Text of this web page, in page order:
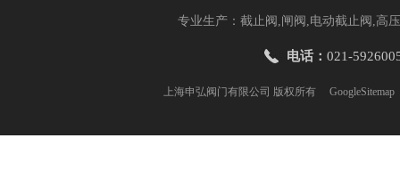
专业生产：截止阀,闸阀,电动截止阀,高
电话： 021-
上海申弘阀门有限公司 版权所有 GoogleSitemap